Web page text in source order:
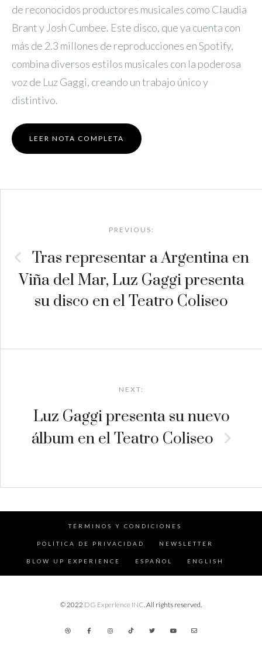
de reconocidos productores musicales como Claudia
Brant y Josh Cumbee. Este disco, que ya cuenta con
más de 2.3 millones de reproducciones en Spotify,
combina diversos estilos musicales con la poderosa
voz de Luz Gaggi, creando un trabajo único y
distintivo.
LEER NOTA COMPLETA
navigationPREVIOUS:
Tras representar a Argentina en
Viña del Mar, Luz Gaggi presenta
su disco en el Teatro Coliseo
NEXT:
Luz Gaggi presenta su nuevo
álbum en el Teatro Coliseo
TÉRMINOS Y CONDICIONES
POLÍTICA DE PRIVACIDAD NEWSLETTER
BLOW UP EXPERIENCE ESPAÑOL ENGLISH
© 2022 DG Experience INC. All rights reserved.